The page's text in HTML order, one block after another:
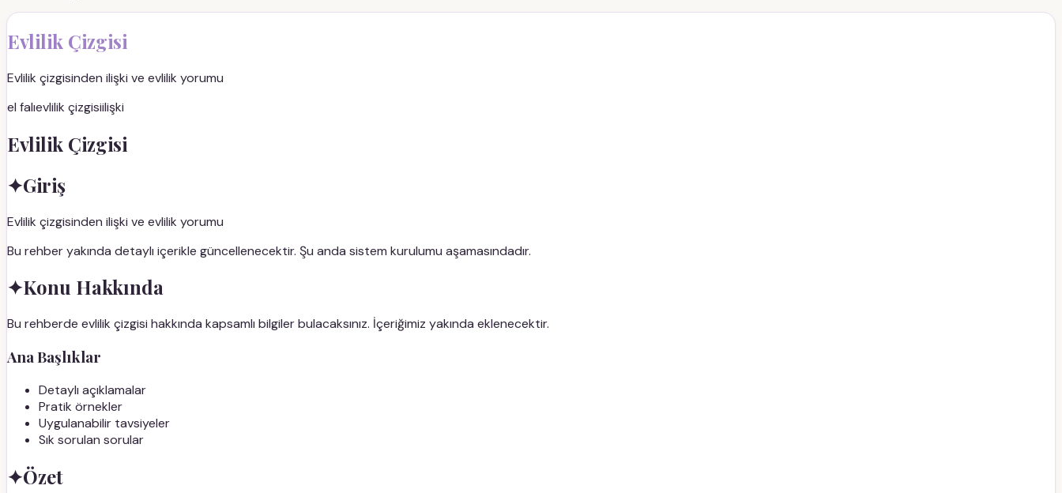
Evlilik Çizgisi
Evlilik çizgisinden ilişki ve evlilik yorumu
el falıevlilik çizgisiilişki
Evlilik Çizgisi
✦Giriş
Evlilik çizgisinden ilişki ve evlilik yorumu
Bu rehber yakında detaylı içerikle güncellenecektir. Şu anda sistem kurulumu aşamasındadır.
✦Konu Hakkında
Bu rehberde evlilik çizgisi hakkında kapsamlı bilgiler bulacaksınız. İçeriğimiz yakında eklenecektir.
Ana Başlıklar
Detaylı açıklamalar
Pratik örnekler
Uygulanabilir tavsiyeler
Sık sorulan sorular
✦Özet